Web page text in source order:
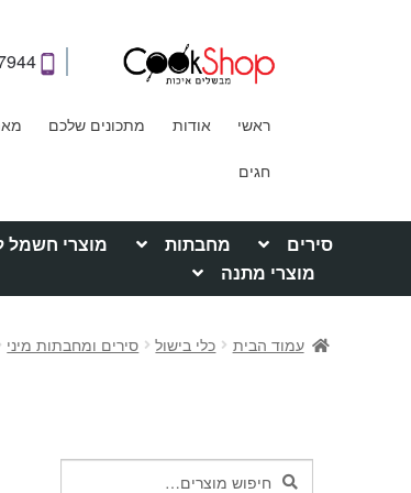
09-7897944
ראשי אודות מתכונים שלכם
חגים
סירים מחבתות מוצרי חשמל
מוצרי מתנה
עמוד הבית כלי בישול סירים ומחבתות מיני
חיפושחיפוש